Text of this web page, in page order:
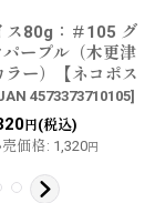
ス80g：＃105 グ
ープル（木更津
ラー）【ネコポス
4573373710105]
円(税込)
価格: 1,320円